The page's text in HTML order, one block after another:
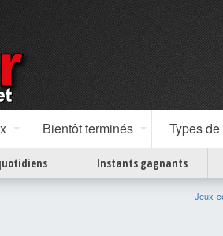
Bientôt terminés Types
Instants gagnants
Jeux-